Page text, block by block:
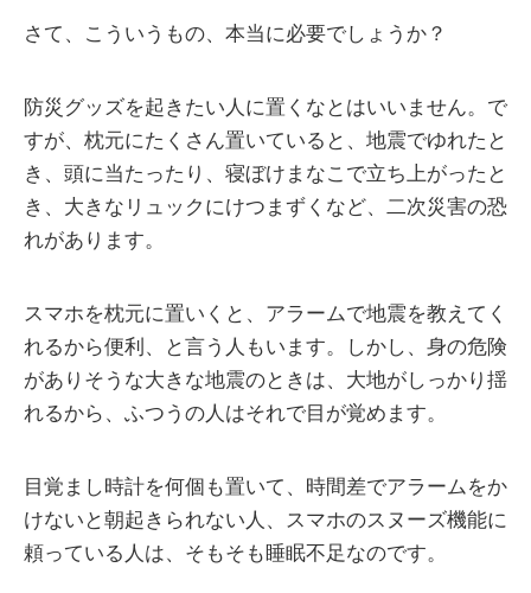
さて、こういうもの、本当に必要でしょうか？
防災グッズを起きたい人に置くなとはいいません。で
すが、枕元にたくさん置いていると、地震でゆれたと
き、頭に当たったり、寝ぼけまなこで立ち上がったと
き、大きなリュックにけつまずくなど、二次災害の恐
れがあります。
スマホを枕元に置いくと、アラームで地震を教えてく
れるから便利、と言う人もいます。しかし、身の危険
がありそうな大きな地震のときは、大地がしっかり揺
れるから、ふつうの人はそれで目が覚めます。
目覚まし時計を何個も置いて、時間差でアラームをか
けないと朝起きられない人、スマホのスヌーズ機能に
頼っている人は、そもそも睡眠不足なのです。